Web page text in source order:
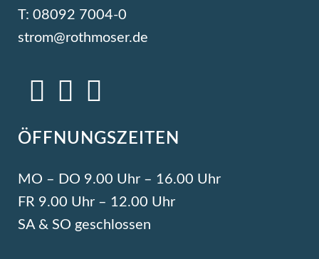
T: 08092 7004-0
strom@rothmoser.de
ÖFFNUNGSZEITEN
MO – DO 9.00 Uhr – 16.00 Uhr
FR 9.00 Uhr – 12.00 Uhr
SA & SO geschlossen